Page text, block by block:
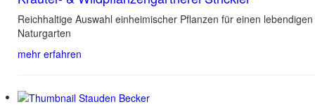
Reichhaltige Auswahl einheimischer Pflanzen für einen lebendigen
Naturgarten
mehr erfahren